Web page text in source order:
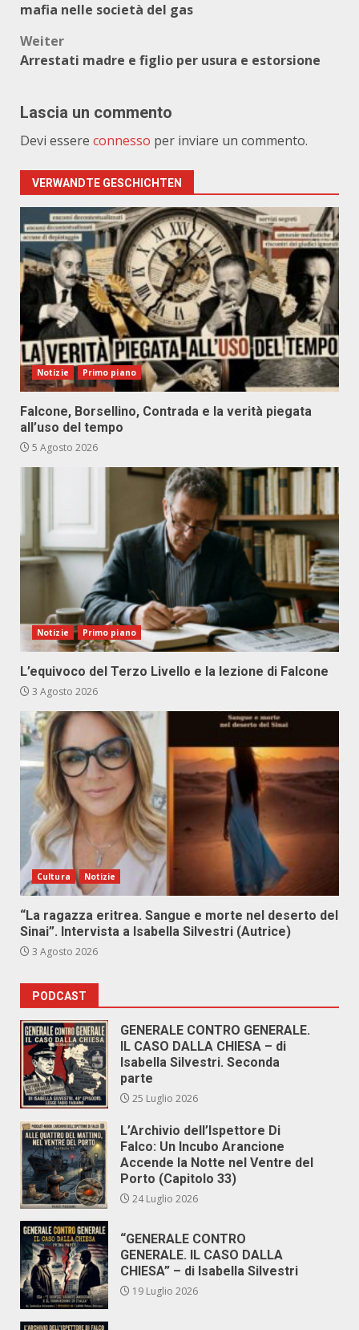
mafia nelle società del gas
Weiter
Arrestati madre e figlio per usura e estorsione
Lascia un commento
Devi essere connesso per inviare un commento.
VERWANDTE GESCHICHTEN
Notizie Primo piano
Falcone, Borsellino, Contrada e la verità piegata
all’uso del tempo
5 Agosto 2026
Notizie Primo piano
L’equivoco del Terzo Livello e la lezione di Falcone
3 Agosto 2026
Cultura Notizie
“La ragazza eritrea. Sangue e morte nel deserto del
Sinai”. Intervista a Isabella Silvestri (Autrice)
3 Agosto 2026
PODCAST
GENERALE CONTRO GENERALE.
IL CASO DALLA CHIESA – di
Isabella Silvestri. Seconda
parte
25 Luglio 2026
L’Archivio dell’Ispettore Di
Falco: Un Incubo Arancione
Accende la Notte nel Ventre del
Porto (Capitolo 33)
24 Luglio 2026
“GENERALE CONTRO
GENERALE. IL CASO DALLA
CHIESA” – di Isabella Silvestri
19 Luglio 2026